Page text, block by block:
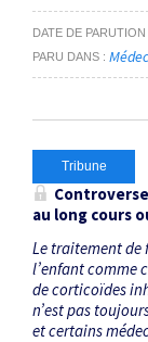
DATE DE PARUTION
PARU DANS
Tribune
au long cours
Le traitement de
l’enfant comme
de corticoïdes
n’est pas
et certains